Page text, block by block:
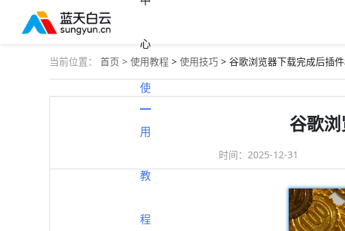
心
使
用
教
程
当前位置： 首页 > 使用教程 > 使用技巧 > 谷歌浏览器下载完成后插
谷歌
时间：2025-12-31